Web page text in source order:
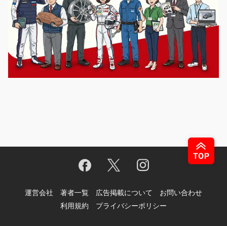
運営会社 著者一覧 広告掲載について
お問い合わせ
利用規約
プライバシーポリシー